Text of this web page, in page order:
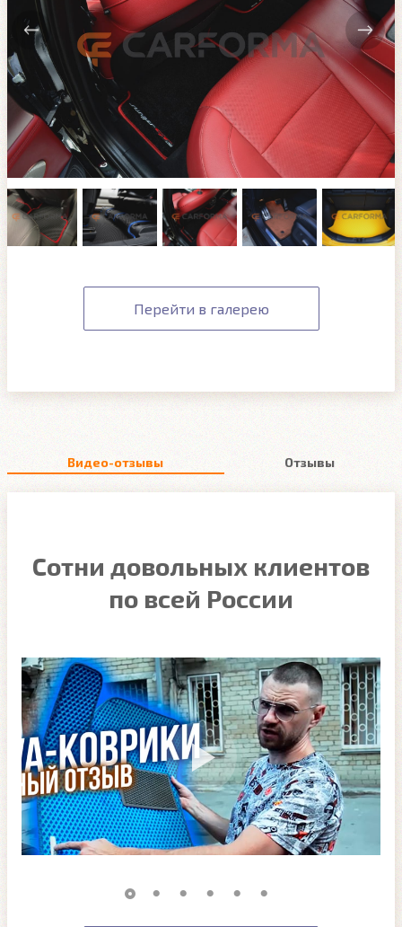
Перейти в галерею
Видео-отзывы Отзывы
Сотни довольных клиентов
по всей России